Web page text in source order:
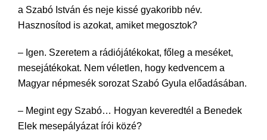
a Szabó István és neje kissé gyakoribb név.
Hasznosítod is azokat, amiket megosztok?
– Igen. Szeretem a rádiójátékokat, főleg a meséket,
mesejátékokat. Nem véletlen, hogy kedvencem a
Magyar népmesék sorozat Szabó Gyula előadásában.
– Megint egy Szabó… Hogyan keveredtél a Benedek
Elek mesepályázat írói közé?